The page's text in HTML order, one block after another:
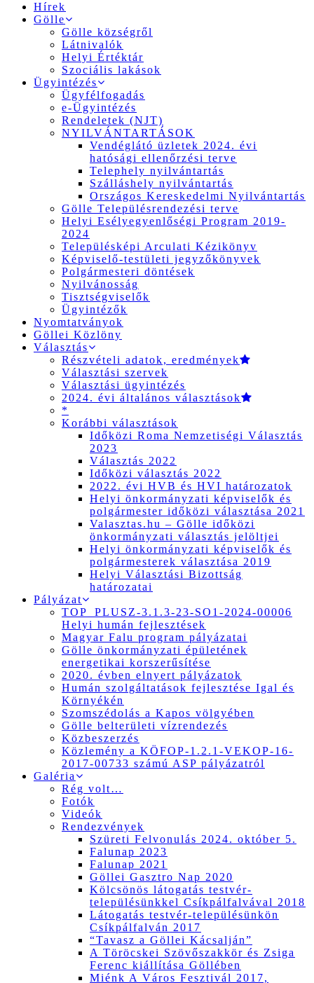
Hírek
Gölle
Gölle községről
Látnivalók
Helyi Értéktár
Szociális lakások
Ügyintézés
Ügyfélfogadás
e-Ügyintézés
Rendeletek (NJT)
NYILVÁNTARTÁSOK
Vendéglátó üzletek 2024. évi
hatósági ellenőrzési terve
Telephely nyilvántartás
Szálláshely nyilvántartás
Országos Kereskedelmi Nyilvántartás
Gölle Településrendezési terve
Helyi Esélyegyenlőségi Program 2019-
2024
Településképi Arculati Kézikönyv
Képviselő-testületi jegyzőkönyvek
Polgármesteri döntések
Nyilvánosság
Tisztségviselők
Ügyintézők
Nyomtatványok
Göllei Közlöny
Választás
Részvételi adatok, eredmények
Választási szervek
Választási ügyintézés
2024. évi általános választások
*
Korábbi választások
Időközi Roma Nemzetiségi Választás
2023
Választás 2022
Időközi választás 2022
2022. évi HVB és HVI határozatok
Helyi önkormányzati képviselők és
polgármester időközi választása 2021
Valasztas.hu – Gölle időközi
önkormányzati választás jelöltjei
Helyi önkormányzati képviselők és
polgármesterek választása 2019
Helyi Választási Bizottság
határozatai
Pályázat
TOP_PLUSZ-3.1.3-23-SO1-2024-00006
Helyi humán fejlesztések
Magyar Falu program pályázatai
Gölle önkormányzati épületének
energetikai korszerűsítése
2020. évben elnyert pályázatok
Humán szolgáltatások fejlesztése Igal és
Környékén
Szomszédolás a Kapos völgyében
Gölle belterületi vízrendezés
Közbeszerzés
Közlemény a KÖFOP-1.2.1-VEKOP-16-
2017-00733 számú ASP pályázatról
Galéria
Rég volt…
Fotók
Videók
Rendezvények
Szüreti Felvonulás 2024. október 5.
Falunap 2023
Falunap 2021
Göllei Gasztro Nap 2020
Kölcsönös látogatás testvér-
településünkkel Csíkpálfalvával 2018
Látogatás testvér-településünkön
Csíkpálfalván 2017
“Tavasz a Göllei Kácsalján”
A Töröcskei Szövőszakkör és Zsiga
Ferenc kiállítása Göllében
Miénk A Város Fesztivál 2017,